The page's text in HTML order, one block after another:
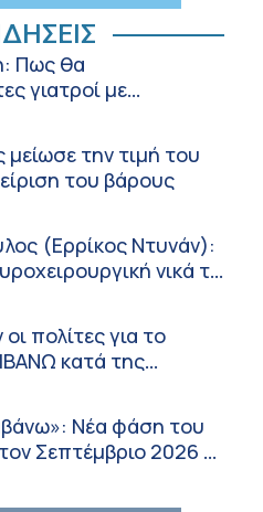
Ντυνάν): H θερμική
την ομαλή
αλυσίδας των
του καλοκαιριού
& Healthcare
καινοτόμα
στην Ελλάδα
θυρεοειδούς»; Τι
διατροφή και τα
Οι κίνδυνοι για
Πως θα
γιατροί με
συστήματος
την τιμή του
του βάρους
(Ερρίκος Ντυνάν):
νικά το
πολίτες για το
κατά της
Νέα φάση του
Σεπτέμβριο 2026 –
έως το